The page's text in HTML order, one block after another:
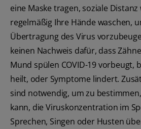
eine Maske tragen, soziale
regelmäßig Ihre Hände waschen,
Übertragung des Virus
keinen Nachweis dafür, dass
Mund spülen COVID-19 vorbeugt,
heilt, oder Symptome lindert.
sind notwendig, um zu
kann, die Viruskonzentration im
Sprechen, Singen oder Husten